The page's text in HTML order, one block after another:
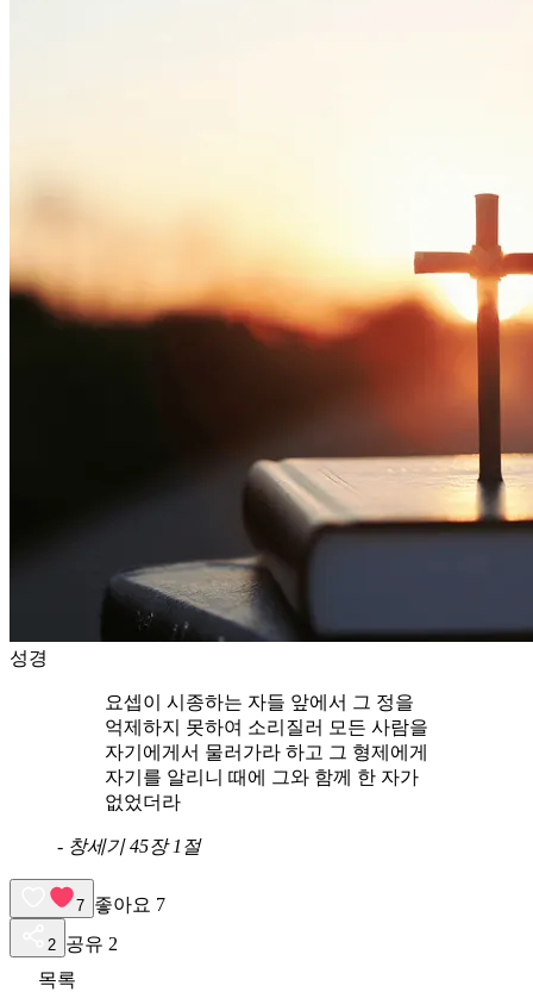
성경
요셉이 시종하는 자들 앞에서 그 정을
억제하지 못하여 소리질러 모든 사람을
자기에게서 물러가라 하고 그 형제에게
자기를 알리니 때에 그와 함께 한 자가
없었더라
- 창세기 45장 1절
7 좋아요 7
2 공유 2
목록